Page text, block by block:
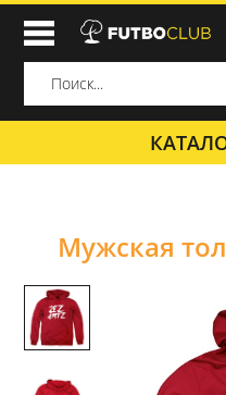
Мужская